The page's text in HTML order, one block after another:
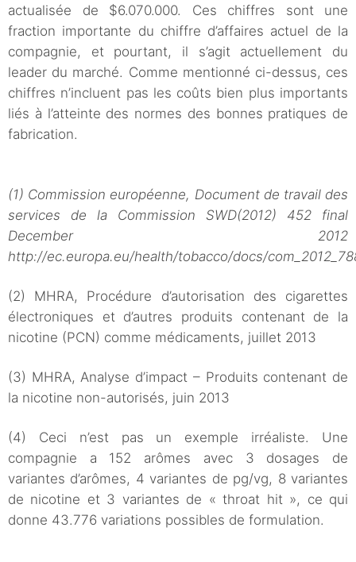
actualisée de $6.070.000. Ces chiffres sont une
fraction importante du chiffre d’affaires actuel de la
compagnie, et pourtant, il s’agit actuellement du
leader du marché. Comme mentionné ci-dessus, ces
chiffres n’incluent pas les coûts bien plus importants
liés à l’atteinte des normes des bonnes pratiques de
fabrication.
(1) Commission européenne, Document de travail des
services de la Commission SWD(2012) 452 final
December 2012
http://ec.europa.eu/health/tobacco/docs/
(2) MHRA, Procédure d’autorisation des cigarettes
électroniques et d’autres produits contenant de la
nicotine (PCN) comme médicaments, juillet 2013
(3) MHRA, Analyse d’impact – Produits contenant de
la nicotine non-autorisés, juin 2013
(4) Ceci n’est pas un exemple irréaliste. Une
compagnie a 152 arômes avec 3 dosages de
variantes d’arômes, 4 variantes de pg/vg, 8 variantes
de nicotine et 3 variantes de « throat hit », ce qui
donne 43.776 variations possibles de formulation.